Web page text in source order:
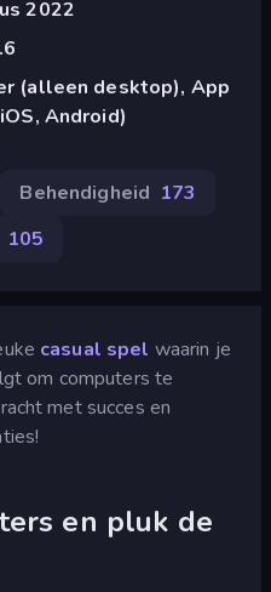
2022
(alleen desktop), App
Android)
Behendigheid 173
105
casual spel waarin je
om computers te
met succes en
en pluk de